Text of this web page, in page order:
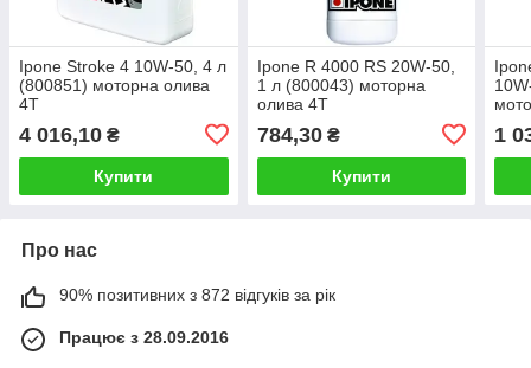
Ipone Stroke 4 10W-50, 4 л
(800851) моторна олива
4T
4 016,10 ₴
Купити
Ipone R 4000 RS 20W-50,
1 л (800043) моторна
олива 4T
784,30₴
Купити
1
Про нас
90% позитивних з 872 відгуків за рік
Працює з 28.09.2016